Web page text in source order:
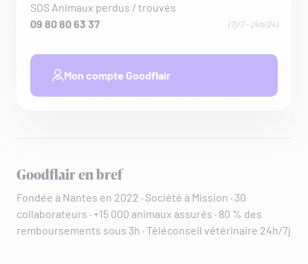
SOS Animaux perdus / trouvés
09 80 80 63 37
(7j/7 - 24h/24)
Mon compte Goodflair
Goodflair en bref
Fondée à Nantes en 2022 · Société à Mission · 30
collaborateurs · +15 000 animaux assurés · 80 % des
remboursements sous 3h · Téléconseil vétérinaire 24h/7j